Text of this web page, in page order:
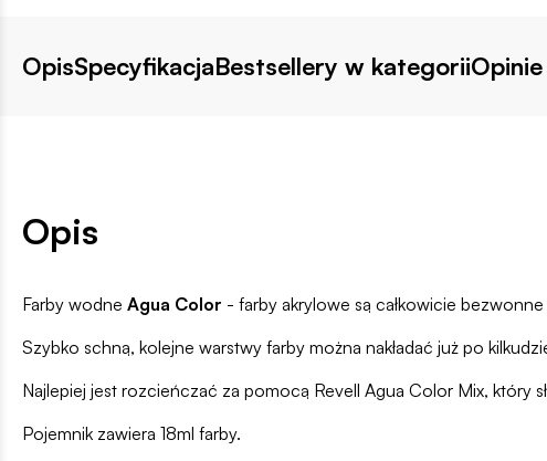
OpisSpecyfikacjaBestsellery w kategoriiOpinie
Opis
Farby wodne Agua Color - farby akrylowe są całkowicie
Szybko schną, kolejne warstwy farby można nakładać już po
Najlepiej jest rozcieńczać za pomocą Revell Agua Color Mix, który
Pojemnik zawiera 18ml farby.